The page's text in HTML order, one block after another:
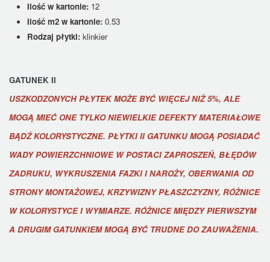
Ilość w kartonie: 12
Ilość m2 w kartonie: 0.53
Rodzaj płytki: klinkier
GATUNEK II
USZKODZONYCH PŁYTEK MOŻE BYĆ WIĘCEJ NIŻ 5%, ALE
MOGĄ MIEĆ ONE TYLKO NIEWIELKIE DEFEKTY MATERIAŁOWE
BĄDŹ KOLORYSTYCZNE. PŁYTKI II GATUNKU MOGĄ POSIADAĆ
WADY POWIERZCHNIOWE W POSTACI ZAPROSZEŃ, BŁĘDÓW
ZADRUKU, WYKRUSZENIA FAZKI I NAROŻY, OBERWANIA OD
STRONY MONTAŻOWEJ, KRZYWIZNY PŁASZCZYZNY, RÓŻNICE
W KOLORYSTYCE I WYMIARZE. RÓŻNICE MIĘDZY PIERWSZYM
A DRUGIM GATUNKIEM MOGĄ BYĆ TRUDNE DO ZAUWAŻENIA.